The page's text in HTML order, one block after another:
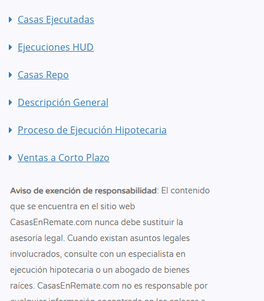
Casas Ejecutadas
Ejecuciones HUD
Casas Repo
Descripción General
Proceso de Ejecución Hipotecaria
Ventas a Corto Plazo